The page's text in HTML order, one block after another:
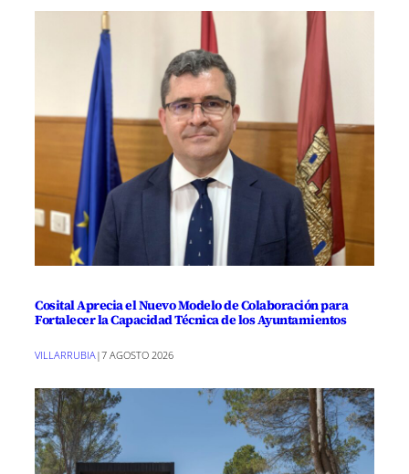
Cosital Aprecia el Nuevo Modelo de Colaboración para
Fortalecer la Capacidad Técnica de los Ayuntamientos
VILLARRUBIA |7 AGOSTO 2026